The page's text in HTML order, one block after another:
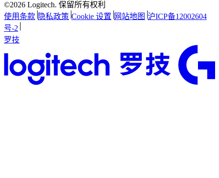
©2026 Logitech. 保留所有权利
使用条款 隐私政策 Cookie 设置 网站地图 沪ICP备12002604
号-2
罗技